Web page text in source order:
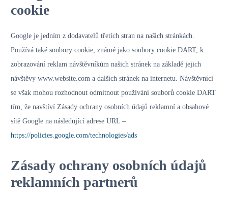
cookie
Google je jedním z dodavatelů třetích stran na našich stránkách.
Používá také soubory cookie, známé jako soubory cookie DART, k
zobrazování reklam návštěvníkům našich stránek na základě jejich
návštěvy www.website.com a dalších stránek na internetu. Návštěvníci
se však mohou rozhodnout odmítnout používání souborů cookie DART
tím, že navštíví Zásady ochrany osobních údajů reklamní a obsahové
sítě Google na následující adrese URL –
https://policies.google.com/technologies/ads
Zásady ochrany osobních údajů
reklamních partnerů